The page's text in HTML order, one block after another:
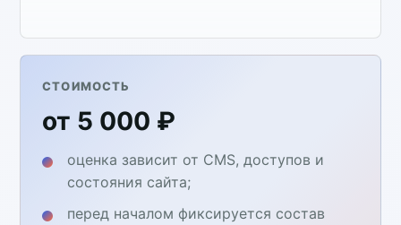
СТОИМОСТЬ
от 5 000 ₽
оценка зависит от CMS, доступов и
состояния сайта;
перед началом фиксируется состав